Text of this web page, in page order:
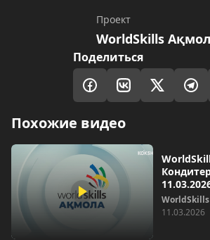
Проект
WorldSkills
Поделиться
Похожие видео
11.03.2026